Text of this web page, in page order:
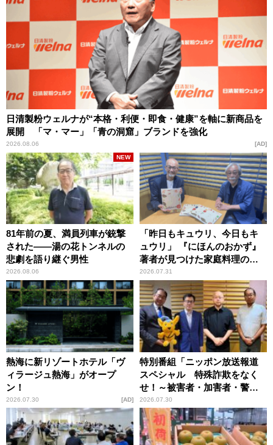
日清製粉ウェルナが“本格・利便・即食・健康”を軸に新商品を
展開 「マ・マー」「青の洞窟」ブランドを強化
2026.08.06 AD
81年前の夏、満員列車が銃撃
された――湯の花トンネルの
悲劇を語り継ぐ男性
2026.08.06
NEW
「昨日もキュウリ、今日もキ
ュウリ」 『にほんのおかず』
著者が見つけた家庭料理の知
恵
2026.07.31
熱海に新リゾートホテル「ヴ
ィラージュ熱海」がオープ
ン！
2026.07.30 AD
特別番組「ニッポン放送報道
スペシャル 特殊詐欺をなく
せ！～被害者・加害者・警視
庁が語るトクリュウの実態
～」放送
2026.07.30